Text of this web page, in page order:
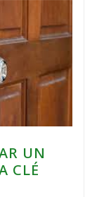
UN
CLÉ